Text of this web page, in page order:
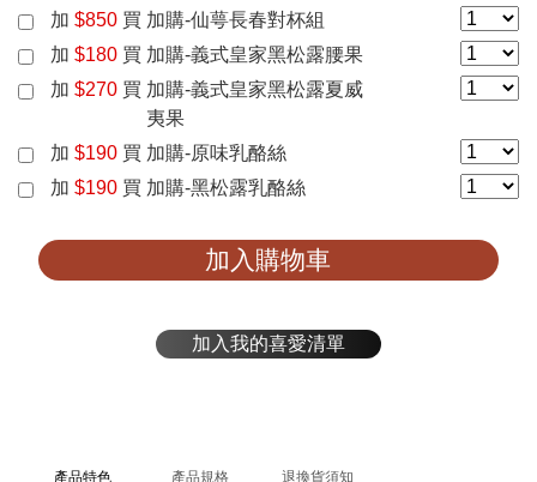
加 $850 買 加購-仙萼長春對杯組
加 $180 買 加購-義式皇家黑松露腰果
加 $270 買 加購-義式皇家黑松露夏威
夷果
加 $190 買 加購-原味乳酪絲
加 $190 買 加購-黑松露乳酪絲
加入購物車
加入我的喜愛清單
產品特色 產品規格 退換貨須知